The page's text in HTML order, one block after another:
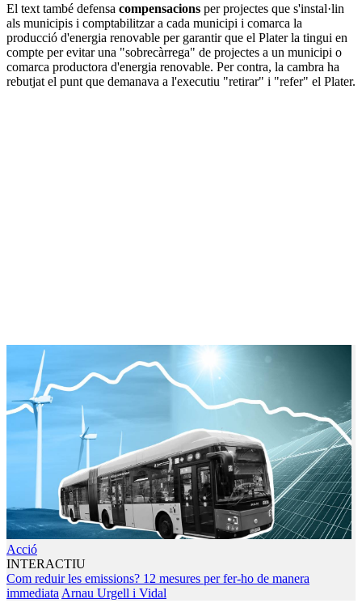
El text també defensa compensacions per projectes que s'instal·lin
als municipis i comptabilitzar a cada municipi i comarca la
producció d'energia renovable per garantir que el Plater la tingui en
compte per evitar una "sobrecàrrega" de projectes a un municipi o
comarca productora d'energia renovable. Per contra, la cambra ha
rebutjat el punt que demanava a l'executiu "retirar" i "refer" el Plater.
Acció
INTERACTIU
Com reduir les emissions? 12 mesures per fer-ho de manera
immediata Arnau Urgell i Vidal